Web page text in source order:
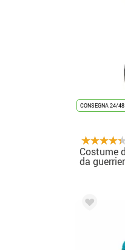
CONSEGNA 24/48
Costume
da
donna